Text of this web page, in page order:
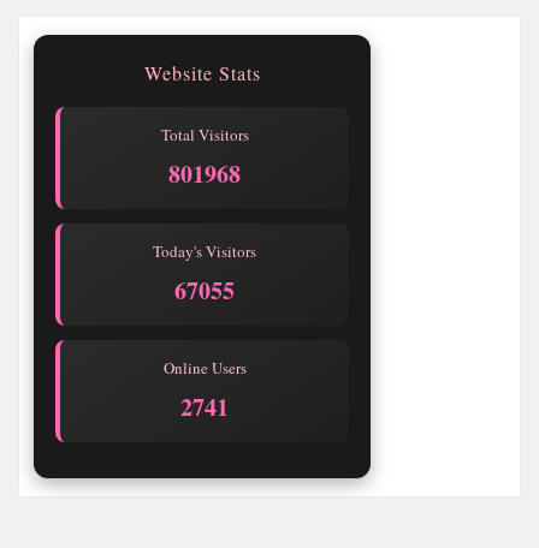
Website Stats
Total Visitors
801968
Today's Visitors
67055
Online Users
2742